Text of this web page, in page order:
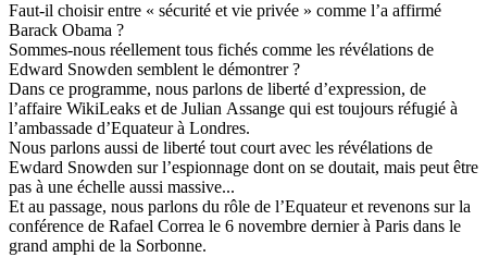
Faut-il choisir entre « sécurité et vie privée » comme l’a affirmé
Barack Obama ?
Sommes-nous réellement tous fichés comme les révélations de
Edward Snowden semblent le démontrer ?
Dans ce programme, nous parlons de liberté d’expression, de
l’affaire WikiLeaks et de Julian Assange qui est toujours réfugié à
l’ambassade d’Equateur à Londres.
Nous parlons aussi de liberté tout court avec les révélations de
Ewdard Snowden sur l’espionnage dont on se doutait, mais peut être
pas à une échelle aussi massive...
Et au passage, nous parlons du rôle de l’Equateur et revenons sur la
conférence de Rafael Correa le 6 novembre dernier à Paris dans le
grand amphi de la Sorbonne.